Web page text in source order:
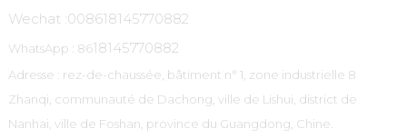
Wechat :008618145770882
WhatsApp : 8618145770882
Adresse : rez-de-chaussée, bâtiment n° 1, zone industrielle 8
Zhanqi, communauté de Dachong, ville de Lishui, district de
Nanhai, ville de Foshan, province du Guangdong, Chine.